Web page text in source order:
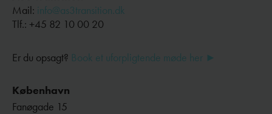
Mail: info@as3transition.dk
Tlf.: +45 82 10 00 20
Er du opsagt? Book et uforpligtende møde her ►
København
Fanøgade 15